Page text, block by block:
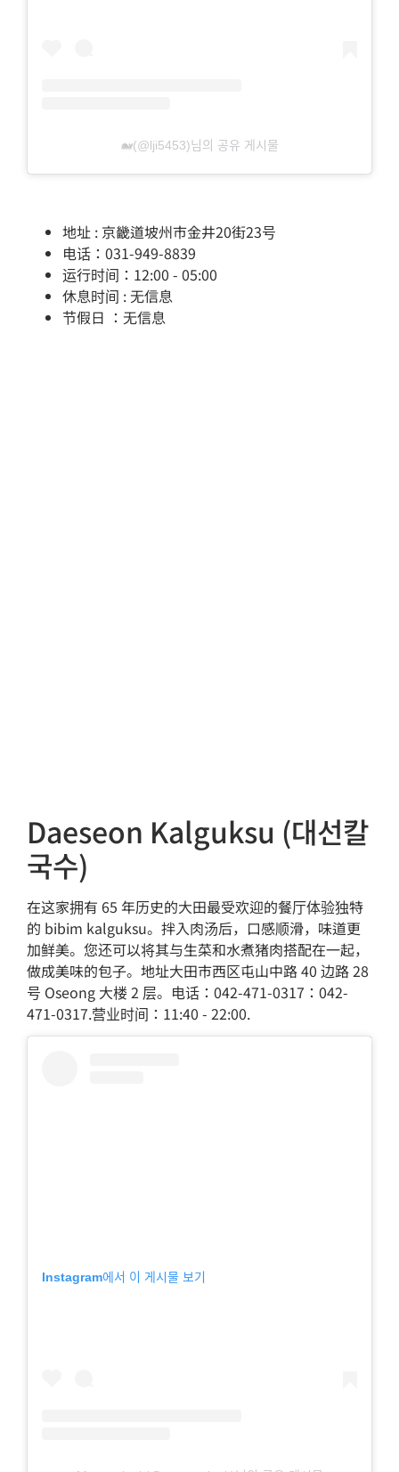
🐋(@lji5453)님의 공유 게시물
地址 : 京畿道坡州市金井20街23号
电话：031-949-8839
运行时间：12:00 - 05:00
休息时间 : 无信息
节假日 ：无信息
Daeseon Kalguksu (대선칼
국수)
在这家拥有 65 年历史的大田最受欢迎的餐厅体验独特
的 bibim kalguksu。拌入肉汤后，口感顺滑，味道更
加鲜美。您还可以将其与生菜和水煮猪肉搭配在一起，
做成美味的包子。地址大田市西区屯山中路 40 边路 28
号 Oseong 大楼 2 层。电话：042-471-0317：042-
471-0317.营业时间：11:40 - 22:00.
Instagram에서 이 게시물 보기